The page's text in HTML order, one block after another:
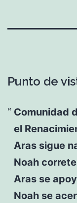
Punto de
Comunidad
el
Aras sigue
Noah
Aras se
Noah se